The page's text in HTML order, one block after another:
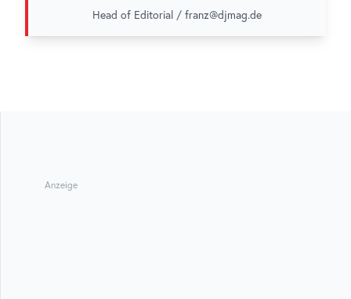
Head of Editorial / franz@djmag.de
Anzeige